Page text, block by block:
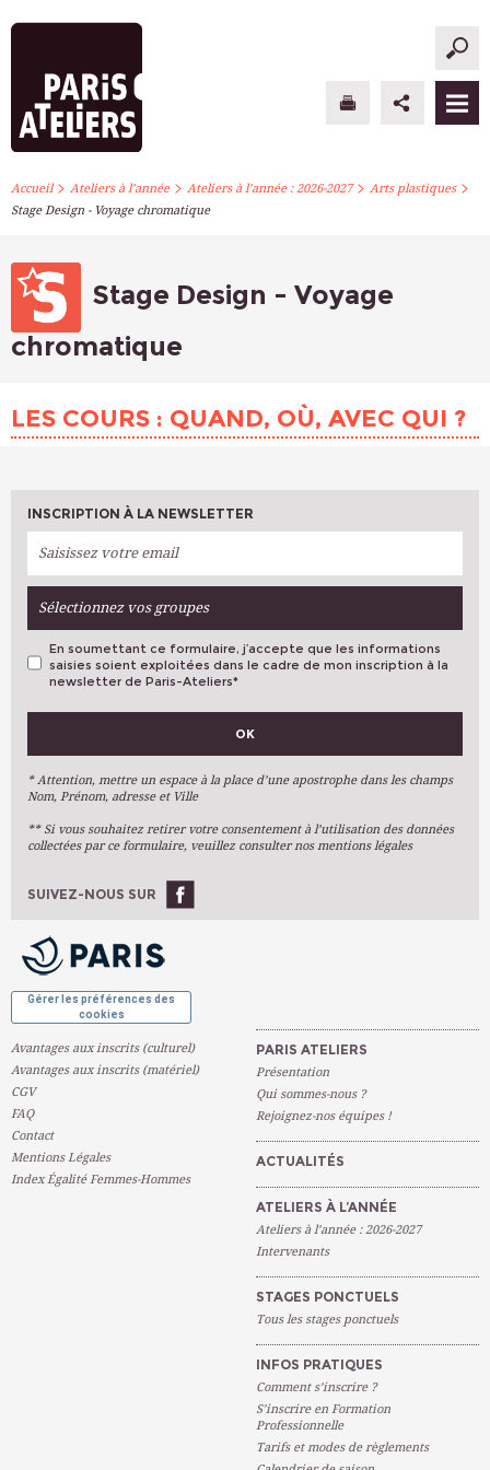
PARIS ATELIERS
ATELIERS À L’ANNÉE
STAGES PONCTUELS
S’INSCRIRE
Accueil> Ateliers à l’année> Ateliers à l’année : 2026-2027> Arts plastiques>
Stage Design - Voyage chromatique
Stage Design - Voyage
chromatique
LES COURS : QUAND, OÙ, AVEC QUI ?
INSCRIPTION À LA NEWSLETTER
Sélectionnez vos groupes
VOS PRÉFÉRENCES
Arts Plastiques
Arts Du Texte
Arts Numériques
Ateliers À L'année
En soumettant ce formulaire, j’accepte que les informations
saisies soient exploitées dans le cadre de mon inscription à la
newsletter de Paris-Ateliers*
OK
* Attention, mettre un espace à la place d’une apostrophe dans les champs
Nom, Prénom, adresse et Ville
** Si vous souhaitez retirer votre consentement à l’utilisation des données
collectées par ce formulaire, veuillez consulter nos mentions légales
SUIVEZ-NOUS SUR
Gérer les préférences des
cookies
Avantages aux inscrits (culturel)
Avantages aux inscrits (matériel)
CGV
FAQ
Contact
Mentions Légales
Index Égalité Femmes-Hommes
PARIS ATELIERS
Présentation
Qui sommes-nous ?
Rejoignez-nos équipes !
ACTUALITÉS
ATELIERS À L’ANNÉE
Ateliers à l’année : 2026-2027
Intervenants
STAGES PONCTUELS
Tous les stages ponctuels
INFOS PRATIQUES
Comment s’inscrire ?
S’inscrire en Formation
Professionnelle
Tarifs et modes de règlements